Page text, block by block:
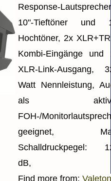
Response-
10"-Tieftöner und
Hochtöner, 2x
Kombi-Eingänge und
XLR-Link-Ausgang,
Watt Nennleistung,
als
FOH-/
geeignet,
Schalldruckpegel:
dB,
Find more from: Valeton